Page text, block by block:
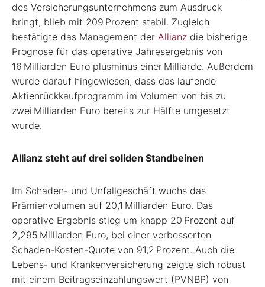
des Versicherungsunternehmens zum Ausdruck
bringt, blieb mit 209 Prozent stabil. Zugleich
bestätigte das Management der Allianz die bisherige
Prognose für das operative Jahresergebnis von
16 Milliarden Euro plusminus einer Milliarde. Außerdem
wurde darauf hingewiesen, dass das laufende
Aktienrückkaufprogramm im Volumen von bis zu
zwei Milliarden Euro bereits zur Hälfte umgesetzt
wurde.
Allianz steht auf drei soliden Standbeinen
Im Schaden- und Unfallgeschäft wuchs das
Prämienvolumen auf 20,1 Milliarden Euro. Das
operative Ergebnis stieg um knapp 20 Prozent auf
2,295 Milliarden Euro, bei einer verbesserten
Schaden-Kosten-Quote von 91,2 Prozent. Auch die
Lebens- und Krankenversicherung zeigte sich robust
mit einem Beitragseinzahlungswert (PVNBP) von